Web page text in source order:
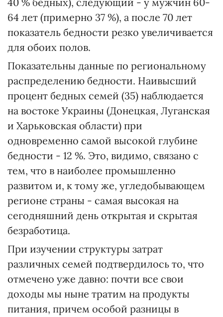
64 лет (примерно 37 %), а после 70 лет
показатель бедности резко увеличивается
для обоих полов.
Показательны данные по региональному
распределению бедности. Наивысший
процент бедных семей (35) наблюдается
на востоке Украины (Донецкая, Луганская
и Харьковская области) при
одновременно самой высокой глубине
бедности - 12 %. Это, видимо, связано с
тем, что в наиболее промышленно
развитом и, к тому же, угледобывающем
регионе страны - самая высокая на
сегодняшний день открытая и скрытая
безработица.
При изучении структуры затрат
различных семей подтвердилось то, что
отмечено уже давно: почти все свои
доходы мы ныне тратим на продукты
питания, причем особой разницы в